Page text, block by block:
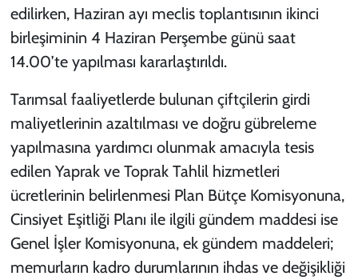
edilirken, Haziran ayı meclis toplantısının ikinci
birleşiminin 4 Haziran Perşembe günü saat
14.00’te yapılması kararlaştırıldı.
Tarımsal faaliyetlerde bulunan çiftçilerin girdi
maliyetlerinin azaltılması ve doğru gübreleme
yapılmasına yardımcı olunmak amacıyla tesis
edilen Yaprak ve Toprak Tahlil hizmetleri
ücretlerinin belirlenmesi Plan Bütçe Komisyonuna,
Cinsiyet Eşitliği Planı ile ilgili gündem maddesi ise
Genel İşler Komisyonuna, ek gündem maddeleri;
memurların kadro durumlarının ihdas ve değişikliği